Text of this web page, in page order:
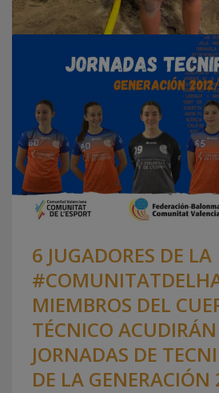
PAULA QUILES,
CAMPEONATO DEL
BALONMANO PLAYA
JUEVES, 02 JULIO 2026 POR AITANA
Las Guerreras de la Arena consiguen
Zagreb La selección española de
Mundo, un logro en el que la jugadora
Quiles ha tenido un papel destacado.
Comunitat de l’Handbol, Quiles se ha
pieza
6 JUGADORES DE LA
MIEMBROS DEL
TÉCNICO
JORNADAS DE
DE LA